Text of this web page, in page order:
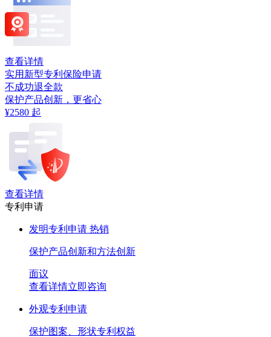
查看详情
实用新型专利保险申请
不成功退全款
保护产品创新，更省心
¥2580 起
查看详情
专利申请
发明专利申请 热销
保护产品创新和方法创新
面议
查看详情立即咨询
外观专利申请
保护图案、形状专利权益